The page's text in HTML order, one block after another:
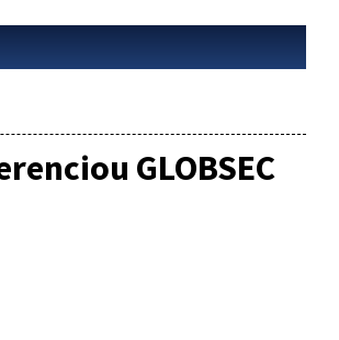
GLOBSEC